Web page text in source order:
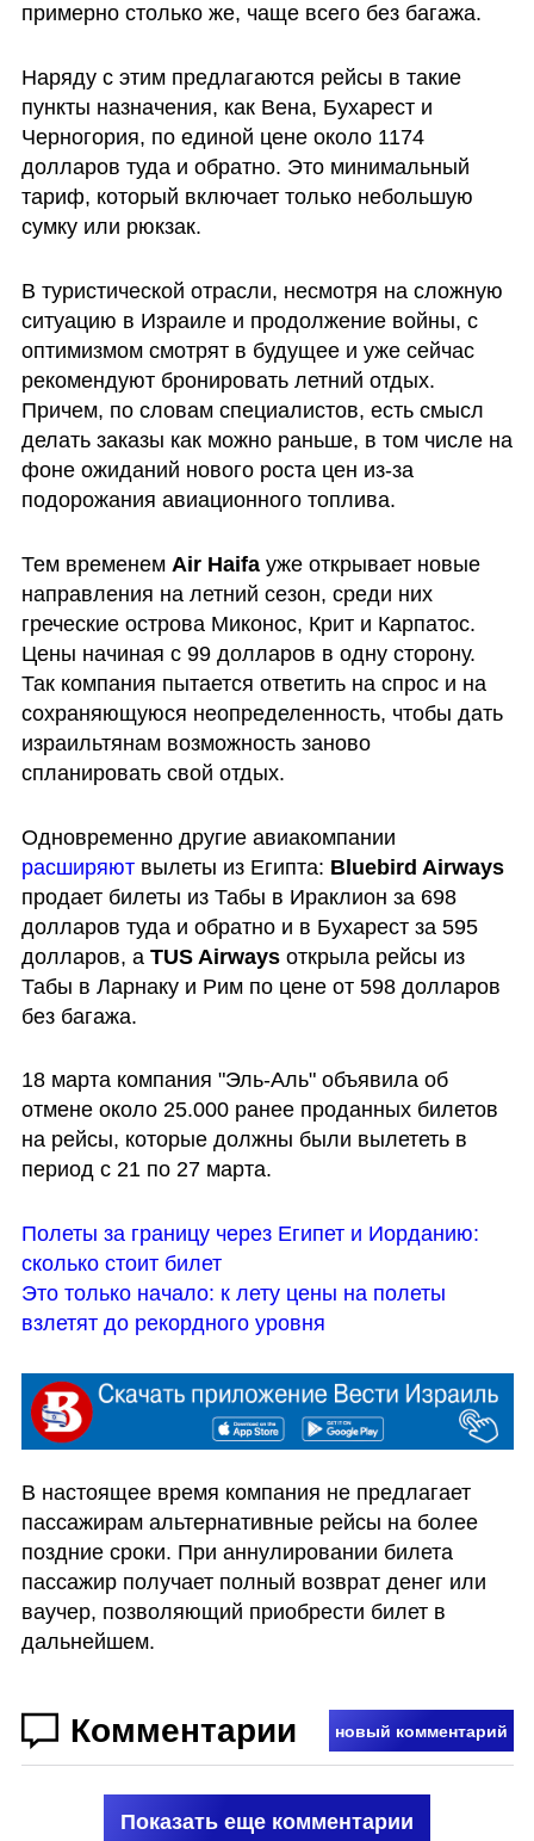
примерно столько же, чаще всего без багажа.
Наряду с этим предлагаются рейсы в такие
пункты назначения, как Вена, Бухарест и
Черногория, по единой цене около 1174
долларов туда и обратно. Это минимальный
тариф, который включает только небольшую
сумку или рюкзак.
В туристической отрасли, несмотря на сложную
ситуацию в Израиле и продолжение войны, с
оптимизмом смотрят в будущее и уже сейчас
рекомендуют бронировать летний отдых.
Причем, по словам специалистов, есть смысл
делать заказы как можно раньше, в том числе на
фоне ожиданий нового роста цен из-за
подорожания авиационного топлива.
Тем временем Air Haifa уже открывает новые
направления на летний сезон, среди них
греческие острова Миконос, Крит и Карпатос.
Цены начиная с 99 долларов в одну сторону.
Так компания пытается ответить на спрос и на
сохраняющуюся неопределенность, чтобы дать
израильтянам возможность заново
спланировать свой отдых.
расширяют вылеты из Египта: Bluebird Airways
продает билеты из Табы в Ираклион за 698
долларов туда и обратно и в Бухарест за 595
долларов, а TUS Airways открыла рейсы из
Табы в Ларнаку и Рим по цене от 598 долларов
без багажа.
18 марта компания "Эль-Аль" объявила об
отмене около 25.000 ранее проданных билетов
на рейсы, которые должны были вылететь в
период с 21 по 27 марта.
Полеты за границу через Египет и Иорданию:
сколько стоит билет
Это только начало: к лету цены на полеты
взлетят до рекордного уровня
В настоящее время компания не предлагает
пассажирам альтернативные рейсы на более
поздние сроки. При аннулировании билета
пассажир получает полный возврат денег или
ваучер, позволяющий приобрести билет в
дальнейшем.
Комментарии новый комментарий
Показать еще комментарии